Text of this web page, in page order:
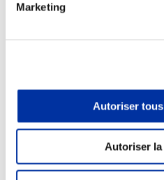
Marketing
Autoriser
Autoriser
Consommation
Sécurité sanitaire
Viandes et santé
Info-veille scientifique
Sources d’information